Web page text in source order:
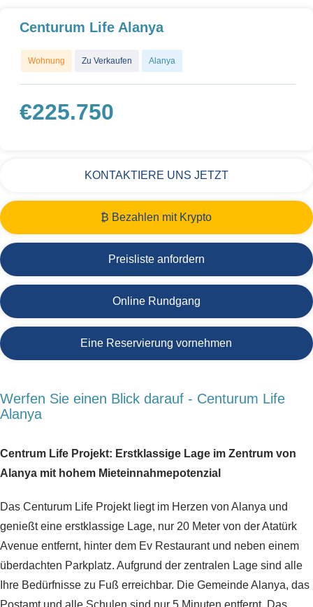
Centurum Life Alanya
Wohnung Zu Verkaufen Alanya
€225.750
KONTAKTIERE UNS JETZT
₿ Bezahlen mit Krypto
Preisliste anfordern
Online Rundgang
Eine Reservierung vornehmen
Werfen Sie einen Blick darauf - Centurum Life
Alanya
Centrum Life Projekt: Erstklassige Lage im Zentrum von
Alanya mit hohem Mieteinnahmepotenzial
Das Centurum Life Projekt liegt im Herzen von Alanya und
genießt eine erstklassige Lage, nur 20 Meter von der Atatürk
Avenue entfernt, hinter dem Ev Restaurant und neben einem
überdachten Parkplatz. Aufgrund der zentralen Lage sind alle
Ihre Bedürfnisse zu Fuß erreichbar. Die Gemeinde Alanya, das
Postamt und alle Schulen sind nur 5 Minuten entfernt. Das